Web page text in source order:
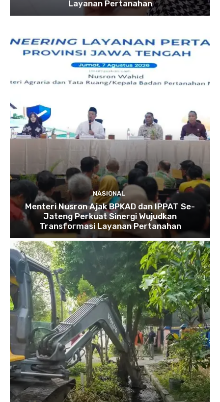
Layanan Pertanahan
NASIONAL
Menteri Nusron Ajak BPKAD dan IPPAT Se-
Jateng Perkuat Sinergi Wujudkan
Transformasi Layanan Pertanahan